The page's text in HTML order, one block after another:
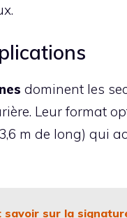
dominent les
Leur format
m de long) qui
savoir sur la